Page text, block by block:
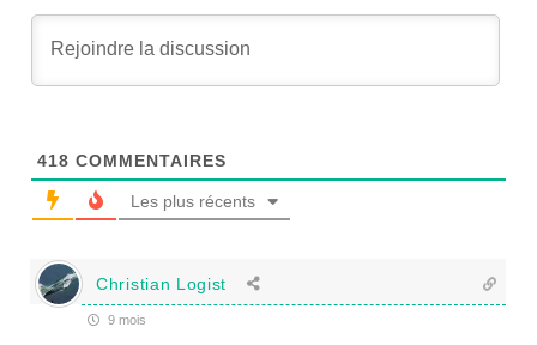
418 COMMENTAIRES
Les plus récents
Christian Logist
9 mois